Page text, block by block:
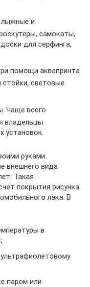
лыжные и
самокаты,
для серфинга,
помощи аквапринта
световые
Чаще всего
владельцы
установок.
руками
внешнего вида
Такая
покрытия рисунка
лака. В
в
паром или